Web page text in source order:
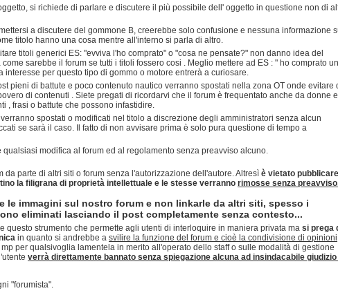
si richiede di parlare e discutere il più possibile dell' oggetto in questione non di
a discutere del gommone B, creerebbe solo confusione e nessuna informazione
titolo hanno una cosa mentre all'interno si parla di altro.
titoli generici ES: "evviva l'ho comprato" o "cosa ne pensate?" non danno idea del
sarebbe il forum se tutti i titoli fossero cosi . Meglio mettere ad ES : " ho comprato un
per questo tipo di gommo o motore entrerà a curiosare.
pieni di battute e poco contenuto nautico verranno spostati nella zona OT onde evitare
di contenuti . Siete pregati di ricordarvi che il forum è frequentato anche da donne e
, frasi o battute che possono infastidire.
spostati o modificati nel titolo a discrezione degli amministratori senza alcun
se sarà il caso. Il fatto di non avvisare prima è solo pura questione di tempo a
modifica al forum ed al regolamento senza preavviso alcuno.
da parte di altri siti o forum senza l'autorizzazione dell'autore. Altresì è vietato pubblicare
la filigrana di proprietà intellettuale e le stesse verranno rimosse senza
le immagini sul nostro forum e non linkarle da altri siti, spesso i
eliminati lasciando il post completamente senza contesto...
questo strumento che permette agli utenti di interloquire in maniera privata ma si prega
in quanto si andrebbe a svilire la funzione del forum e cioè la condivisione di opinioni
per qualsivoglia lamentela in merito all'operato dello staff o sulle modalità di gestione
verrà direttamente bannato senza spiegazione alcuna ad insindacabile giudizio
"forumista".